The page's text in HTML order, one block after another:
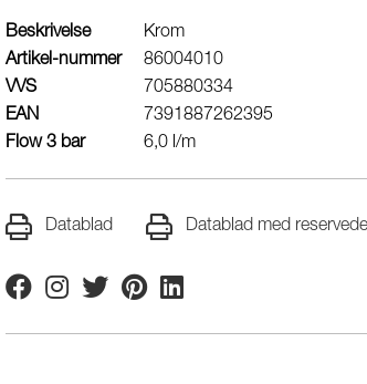
Beskrivelse
Krom
Artikel-nummer
86004010
VVS
705880334
EAN
7391887262395
Flow 3 bar
6,0 l/m
Datablad Datablad med
FacebookInstagram
TwitterPinterestLinkedin